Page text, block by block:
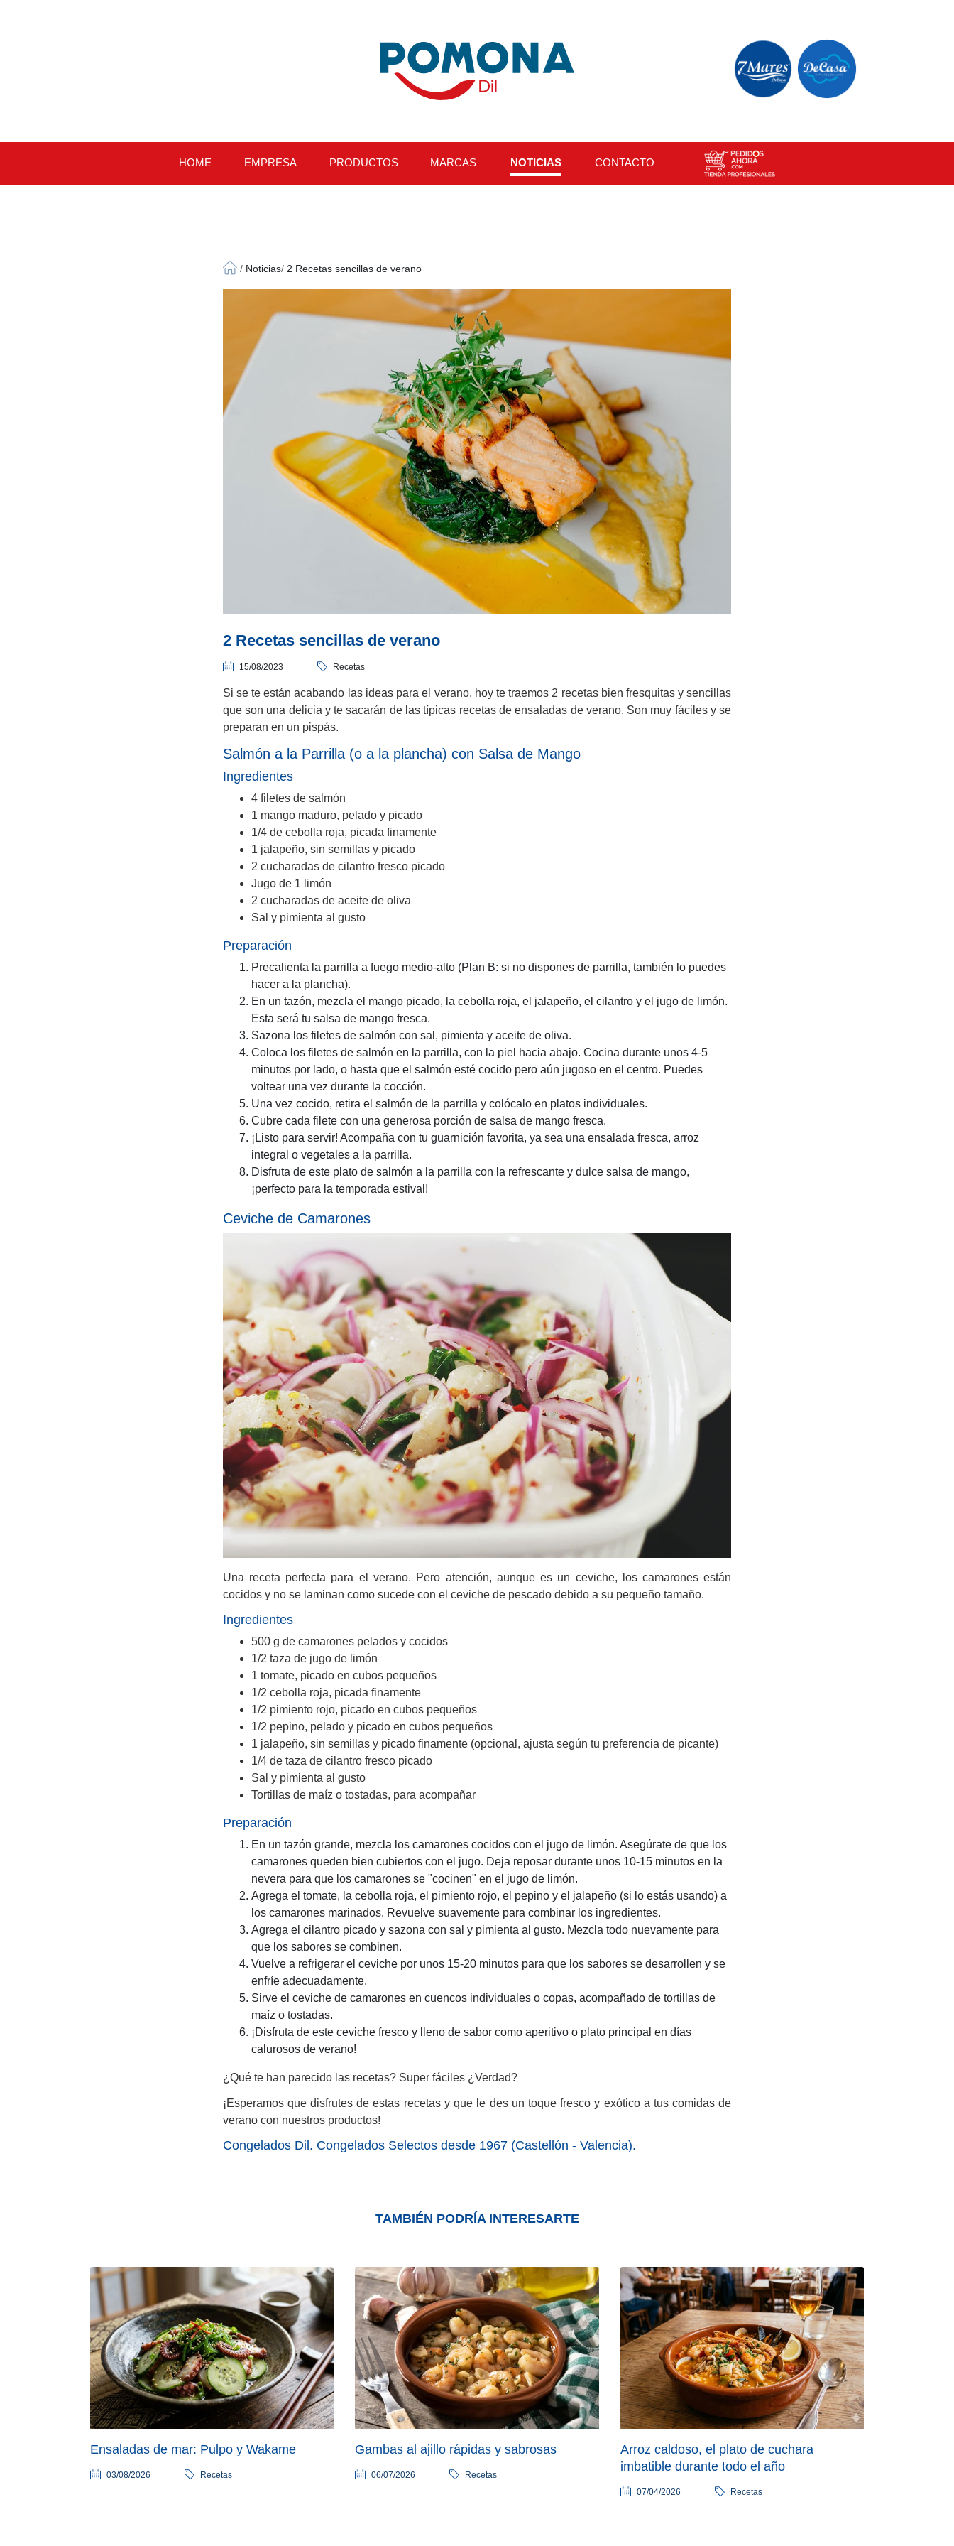
HOME EMPRESA PRODUCTOS MARCAS NOTICIAS CONTACTO
/ Noticias/ 2 Recetas sencillas de verano
2 Recetas sencillas de verano
15/08/2023 Recetas
Si se te están acabando las ideas para el verano, hoy te traemos 2 recetas bien fresquitas y sencillas
que son una delicia y te sacarán de las típicas recetas de ensaladas de verano. Son muy fáciles y se
preparan en un pispás.
Salmón a la Parrilla (o a la plancha) con Salsa de Mango
Ingredientes
4 filetes de salmón
1 mango maduro, pelado y picado
1/4 de cebolla roja, picada finamente
1 jalapeño, sin semillas y picado
2 cucharadas de cilantro fresco picado
Jugo de 1 limón
2 cucharadas de aceite de oliva
Sal y pimienta al gusto
Preparación
Precalienta la parrilla a fuego medio-alto (Plan B: si no dispones de parrilla, también lo puedes
hacer a la plancha).
En un tazón, mezcla el mango picado, la cebolla roja, el jalapeño, el cilantro y el jugo de limón.
Esta será tu salsa de mango fresca.
Sazona los filetes de salmón con sal, pimienta y aceite de oliva.
Coloca los filetes de salmón en la parrilla, con la piel hacia abajo. Cocina durante unos 4-5
minutos por lado, o hasta que el salmón esté cocido pero aún jugoso en el centro. Puedes
voltear una vez durante la cocción.
Una vez cocido, retira el salmón de la parrilla y colócalo en platos individuales.
Cubre cada filete con una generosa porción de salsa de mango fresca.
¡Listo para servir! Acompaña con tu guarnición favorita, ya sea una ensalada fresca, arroz
integral o vegetales a la parrilla.
Disfruta de este plato de salmón a la parrilla con la refrescante y dulce salsa de mango,
¡perfecto para la temporada estival!
Ceviche de Camarones
Una receta perfecta para el verano. Pero atención, aunque es un ceviche, los camarones están
cocidos y no se laminan como sucede con el ceviche de pescado debido a su pequeño tamaño.
Ingredientes
500 g de camarones pelados y cocidos
1/2 taza de jugo de limón
1 tomate, picado en cubos pequeños
1/2 cebolla roja, picada finamente
1/2 pimiento rojo, picado en cubos pequeños
1/2 pepino, pelado y picado en cubos pequeños
1 jalapeño, sin semillas y picado finamente (opcional, ajusta según tu preferencia de picante)
1/4 de taza de cilantro fresco picado
Sal y pimienta al gusto
Tortillas de maíz o tostadas, para acompañar
Preparación
En un tazón grande, mezcla los camarones cocidos con el jugo de limón. Asegúrate de que los
camarones queden bien cubiertos con el jugo. Deja reposar durante unos 10-15 minutos en la
nevera para que los camarones se "cocinen" en el jugo de limón.
Agrega el tomate, la cebolla roja, el pimiento rojo, el pepino y el jalapeño (si lo estás usando) a
los camarones marinados. Revuelve suavemente para combinar los ingredientes.
Agrega el cilantro picado y sazona con sal y pimienta al gusto. Mezcla todo nuevamente para
que los sabores se combinen.
Vuelve a refrigerar el ceviche por unos 15-20 minutos para que los sabores se desarrollen y se
enfríe adecuadamente.
Sirve el ceviche de camarones en cuencos individuales o copas, acompañado de tortillas de
maíz o tostadas.
¡Disfruta de este ceviche fresco y lleno de sabor como aperitivo o plato principal en días
calurosos de verano!
¿Qué te han parecido las recetas? Super fáciles ¿Verdad?
¡Esperamos que disfrutes de estas recetas y que le des un toque fresco y exótico a tus comidas de
verano con nuestros productos!
Congelados Dil. Congelados Selectos desde 1967 (Castellón - Valencia).
TAMBIÉN PODRÍA INTERESARTE
Ensaladas de mar: Pulpo y Wakame
03/08/2026 Recetas
Gambas al ajillo rápidas y sabrosas
06/07/2026 Recetas
Arroz caldoso, el plato de cuchara
imbatible durante todo el año
07/04/2026 Recetas